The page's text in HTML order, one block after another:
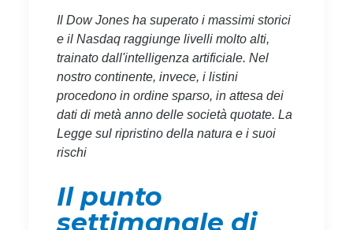
Il Dow Jones ha superato i massimi storici
e il Nasdaq raggiunge livelli molto alti,
trainato dall'intelligenza artificiale. Nel
nostro continente, invece, i listini
procedono in ordine sparso, in attesa dei
dati di metà anno delle società quotate. La
Legge sul ripristino della natura e i suoi
rischi
Il punto
settimanale di